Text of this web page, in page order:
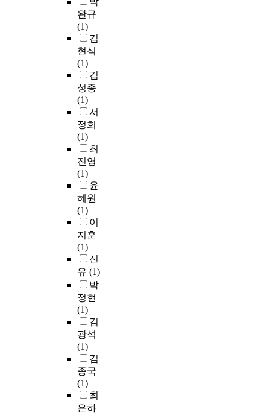
완규
(1)
김
현식
(1)
김
성종
(1)
서
정희
(1)
최
진영
(1)
윤
혜원
(1)
이
지훈
(1)
신
유 (1)
박
정현
(1)
김
광석
(1)
김
종국
(1)
최
은하